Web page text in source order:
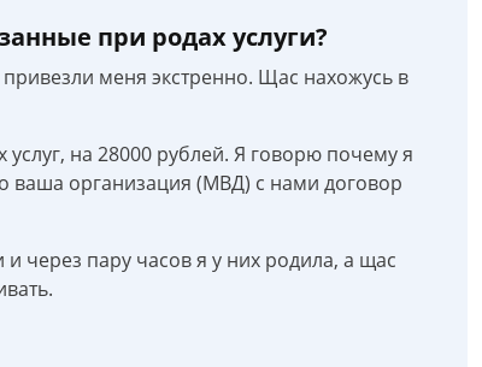
при родах услуги?
привезли меня экстренно. Щас нахожусь в
на 28000 рублей. Я говорю почему я
ваша организация (МВД) с нами договор
через пару часов я у них родила, а щас